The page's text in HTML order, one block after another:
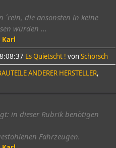
´rein, die ansonsten in keine
würden ...
Karl
Es Quietscht ! von Schorsch
ANDERER HERSTELLER
in dieser Rubrik benötigen
Fahrzeugen.